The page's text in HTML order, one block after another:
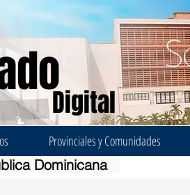
Digital
Provinciales y Comunidades
Dominicana